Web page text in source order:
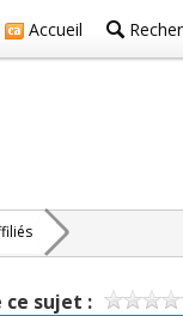
Accueil
ce sujet :